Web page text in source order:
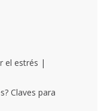
el estrés |
Claves para